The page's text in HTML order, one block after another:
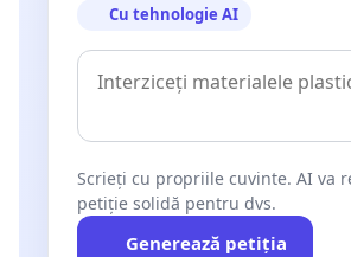
Cu tehnologie AI
Scrieți cu propriile cuvinte. AI va
petiție solidă pentru dvs.
Generează petiția